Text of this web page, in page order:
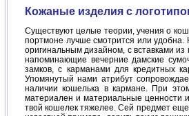
Кожаные изделия с
Существуют целые теории, учения о
портмоне лучше смотрится или удобна.
оригинальным дизайном, с вставками
напоминающие вечерние дамские
замков, с карманами для кредитных
Упомянутый нами атрибут
наличии кошелька в кармане. При
материален и материальные ценности
твой кошелек тяжелее. Сей предмет